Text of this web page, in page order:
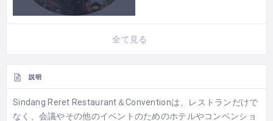
全て見る
説明
Sindang Reret Restaurant＆Conventionは、レストランだけで
なく、会議やその他のイベントのためのホテルやコンベンショ